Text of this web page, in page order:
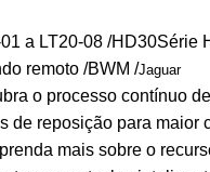
a LT20-08 /HD30Série
remoto /BWM /Jaguar
o processo contínuo
de reposição para maior
mais sobre o